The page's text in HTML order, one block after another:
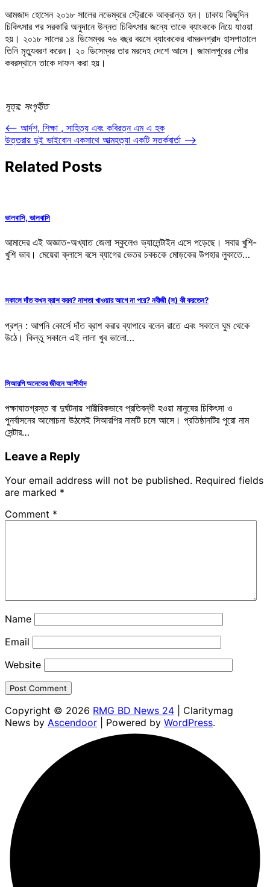
আমজাদ হোসেন ২০১৮ সালের নভেম্বরে স্ট্রোকে আক্রান্ত হন। ঢাকায় কিছুদিন
চিকিৎসার পর সরকারি অনুদানে উন্নত চিকিৎসার জন্যে তাকে ব্যাংককে নিয়ে যাওয়া
হয়। ২০১৮ সালের ১৪ ডিসেম্বর ৭৬ বছর বয়সে ব্যাংককের বামরুনগ্রাদ হাসপাতালে
তিনি মৃত্যুবরণ করেন। ২০ ডিসেম্বর তার মরদেহ দেশে আসে। জামালপুরের পৌর
কবরস্থানে তাকে দাফন করা হয়।
সূত্র: সংগৃহীত
Post
navigation
⟵ আর্দশ, শিক্ষা , সাহিত্য এবং কবিরত্ন এম এ হক
উত্তরায় দুই ভাইবোন একসাথে আত্মহত্যা একটি সতর্কবার্তা ⟶
Related Posts
ভালবাসি, ভালবাসি
আমাদের এই অজ্ঞাত-অখ্যাত জেলা স্কুলেও ভ্যালেন্টাইন এসে পড়েছে। সবার খুশি-
খুশি ভাব। মেয়েরা ক্লাসে বসে ব্যাগের ভেতর চকচকে মোড়কের উপহার লুকাতে…
সকালে দাঁত কখন ব্রাশ করব? নাশতা খাওয়ার আগে না পরে? নবীজী (স) কী করতেন?
প্রশ্ন : আপনি কোর্সে দাঁত ব্রাশ করার ব্যাপারে বলেন রাতে এবং সকালে ঘুম থেকে
উঠে। কিন্তু সকালে এই লালা খুব ভালো…
সিআরপি অনেকের জীবনে আশীর্বাদ
পক্ষাঘাতগ্রস্ত বা দুর্ঘটনায় শারীরিকভাবে প্রতিবন্ধী হওয়া মানুষের চিকিৎসা ও
পুনর্বাসনের আলোচনা উঠলেই সিআরপির নামটি চলে আসে। প্রতিষ্ঠানটির পুরো নাম
সেন্টার…
Leave a Reply
Your email address will not be published. Required fields
are marked *
Comment *
Name
Email
Website
Copyright © 2026 RMG BD News 24 | Claritymag
News by Ascendoor | Powered by WordPress.